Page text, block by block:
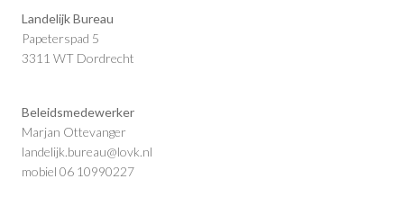
Landelijk Bureau
Papeterspad 5
3311 WT Dordrecht
Beleidsmedewerker
Marjan Ottevanger
landelijk.bureau@lovk.nl
mobiel 06 10990227